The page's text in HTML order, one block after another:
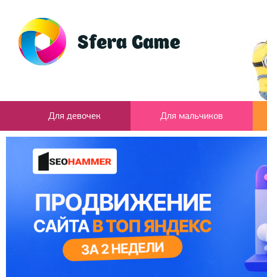
Для девочек Для мальчиков